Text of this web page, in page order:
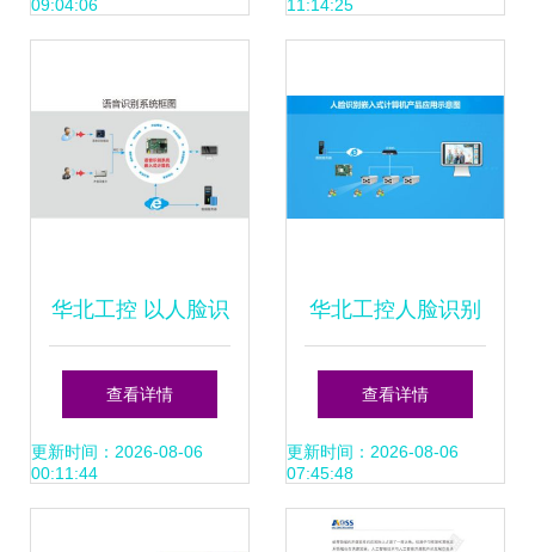
09:04:06 11:14:25
华北工控 以人脸识
别为引擎，让体验
人工智能的强大力
查看详情
更新时间：2026-08-06
00:11:44
华北工控人脸识别
体验人工智能的强
大力量，用产品方
案做助推剂
查看详情
更新时间：2026-08-06
07:45:48